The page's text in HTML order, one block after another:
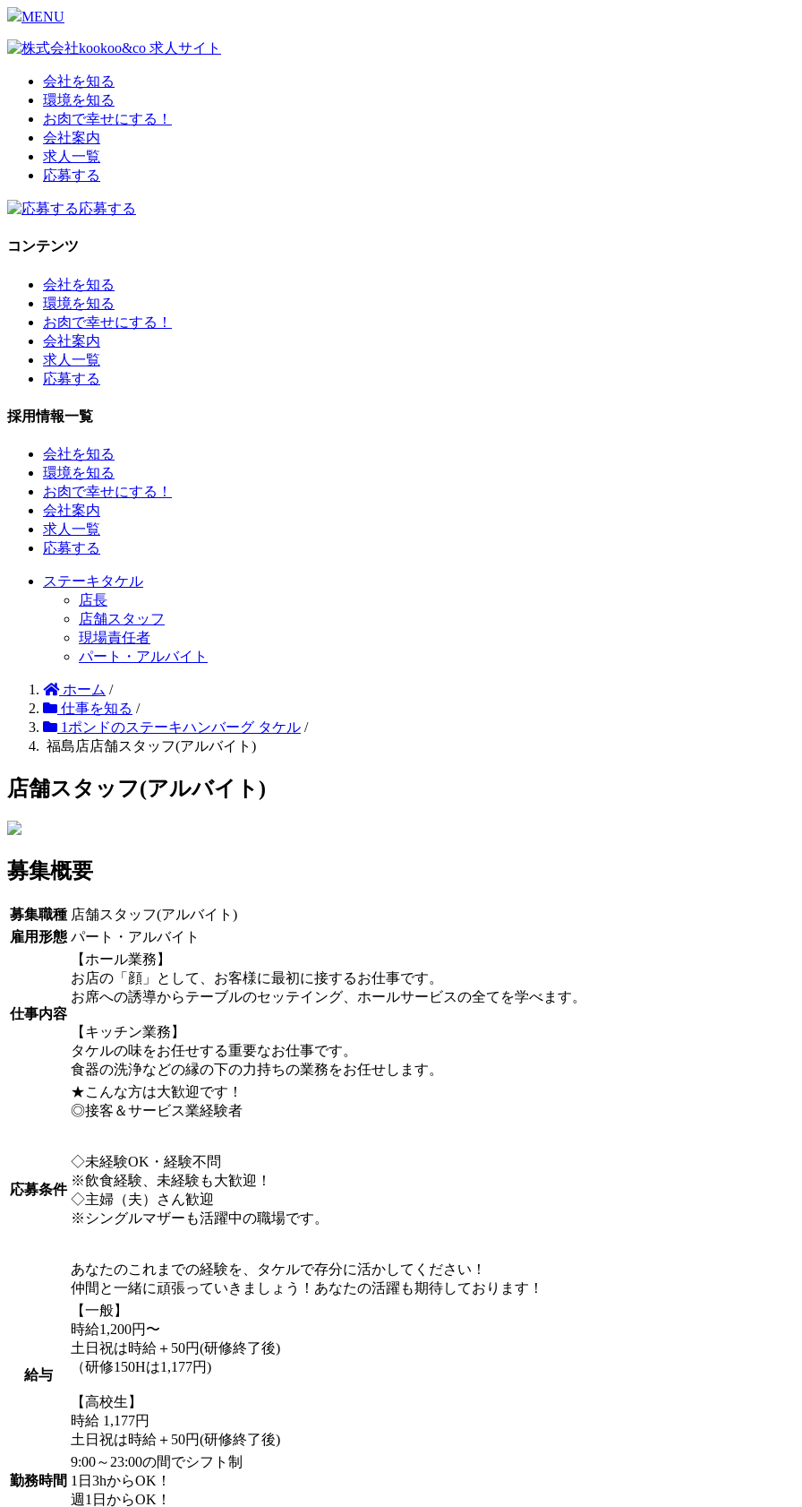
MENU
会社を知る
環境を知る
お肉で幸せにする！
会社案内
求人一覧
応募する
応募する
コンテンツ
会社を知る
環境を知る
お肉で幸せにする！
会社案内
求人一覧
応募する
採用情報一覧
会社を知る
環境を知る
お肉で幸せにする！
会社案内
求人一覧
応募する
ステーキタケル
店長
店舗スタッフ
現場責任者
パート・アルバイト
ホーム /
仕事を知る /
1ポンドのステーキハンバーグ タケル /
福島店店舗スタッフ(アルバイト)
店舗スタッフ(アルバイト)
募集概要
募集職種 店舗スタッフ(アルバイト)
雇用形態 パート・アルバイト
仕事内容
【ホール業務】
お店の「顔」として、お客様に最初に接するお仕事です。
お席への誘導からテーブルのセッテイング、ホールサービスの全てを学べます。
【キッチン業務】
タケルの味をお任せする重要なお仕事です。
食器の洗浄などの縁の下の力持ちの業務をお任せします。
応募条件
★こんな方は大歓迎です！
◎接客＆サービス業経験者
◇未経験OK・経験不問
※飲食経験、未経験も大歓迎！
◇主婦（夫）さん歓迎
※シングルマザーも活躍中の職場です。
あなたのこれまでの経験を、タケルで存分に活かしてください！
仲間と一緒に頑張っていきましょう！あなたの活躍も期待しております！
給与
【一般】
時給1,200円〜
土日祝は時給＋50円(研修終了後)
（研修150Hは1,177円)
【高校生】
時給 1,177円
土日祝は時給＋50円(研修終了後)
勤務時間
9:00～23:00の間でシフト制
1日3hからOK！
週1日からOK！